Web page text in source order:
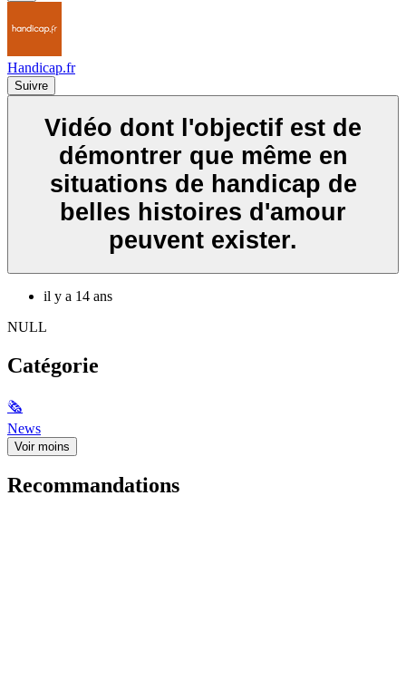
Handicap.fr
Suivre
Vidéo dont l'objectif est de
démontrer que même en
situations de handicap de
belles histoires d'amour
peuvent exister.
il y a 14 ans
NULL
Catégorie
🗞
News
Voir moins
Recommandations